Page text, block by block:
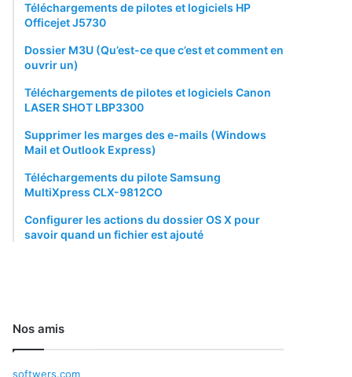
Téléchargements de pilotes et logiciels HP
Officejet J5730
Dossier M3U (Qu’est-ce que c’est et comment en
ouvrir un)
Téléchargements de pilotes et logiciels Canon
LASER SHOT LBP3300
Supprimer les marges des e-mails (Windows
Mail et Outlook Express)
Téléchargements du pilote Samsung
MultiXpress CLX-9812CO
Configurer les actions du dossier OS X pour
savoir quand un fichier est ajouté
Nos amis
softwers.com